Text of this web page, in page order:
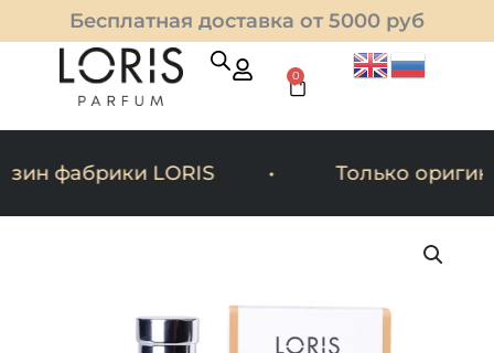
Перейти
к
содержимому
Бесплатная доставка от 5000 руб
0
Cart
фабрики LORIS Только